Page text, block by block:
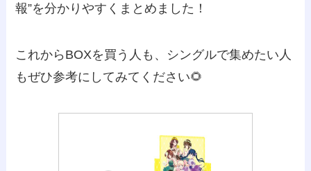
報”を分かりやすくまとめました！
これからBOXを買う人も、シングルで集めたい人
もぜひ参考にしてみてください🌻